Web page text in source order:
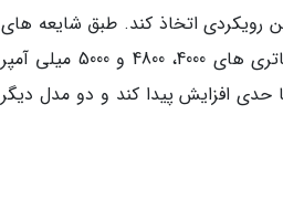
رویکردی اتخاذ کند. طبق شایعه های
مطرح شده، گوشی های گلکسی اس 21، اس 21 پلاس و اس 21 اولترا به ترتیب از باتری های 4000، 4800 و 5000 میلی آمپر
باتری گلکسی اس 21 پلاس قرار است تا حدی افزایش پیدا کند و دو مدل دیگر